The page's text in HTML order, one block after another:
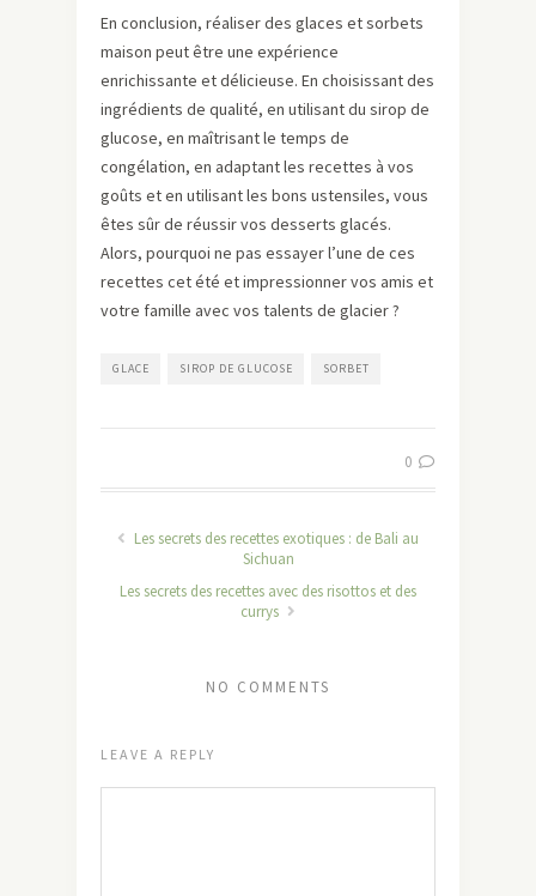
En conclusion, réaliser des glaces et sorbets
maison peut être une expérience
enrichissante et délicieuse. En choisissant des
ingrédients de qualité, en utilisant du sirop de
glucose, en maîtrisant le temps de
congélation, en adaptant les recettes à vos
goûts et en utilisant les bons ustensiles, vous
êtes sûr de réussir vos desserts glacés.
Alors, pourquoi ne pas essayer l’une de ces
recettes cet été et impressionner vos amis et
votre famille avec vos talents de glacier ?
GLACE SIROP DE GLUCOSE SORBET
0
Les secrets des recettes exotiques : de Bali au
Sichuan
Les secrets des recettes avec des risottos et des
currys
NO COMMENTS
LEAVE A REPLY